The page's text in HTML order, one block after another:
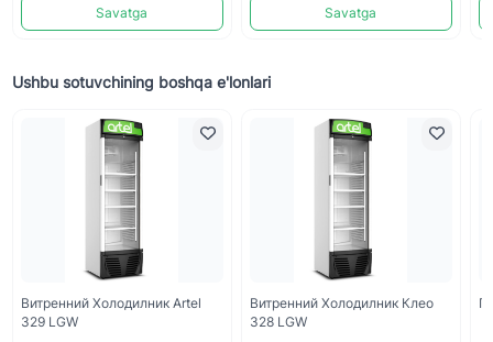
Savatga Savatga
Ushbu sotuvchining boshqa e'lonlari
Витренний Холодилник Artel
329 LGW
Витренний Холодилник Клео
328 LGW